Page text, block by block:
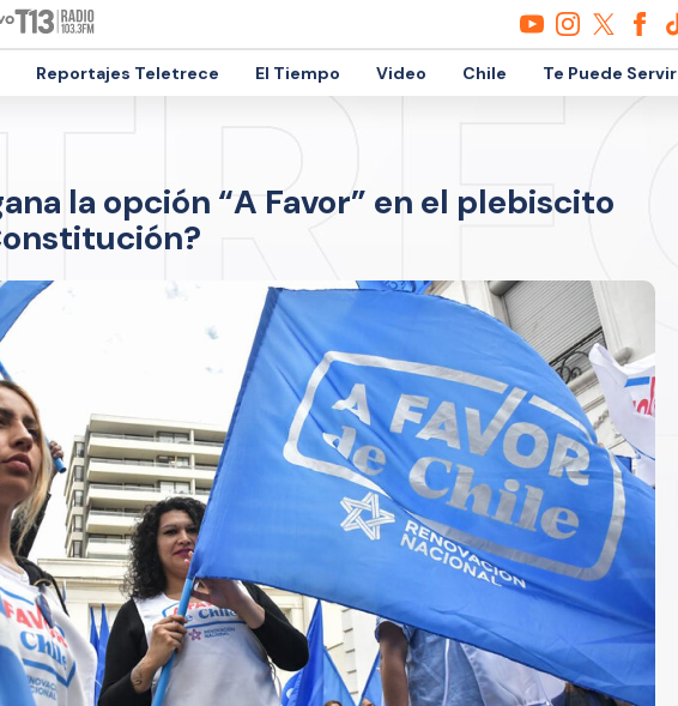
Reportajes Teletrece El Tiempo Video Chile Te Puede Servir
la opción “A Favor” en el plebiscito